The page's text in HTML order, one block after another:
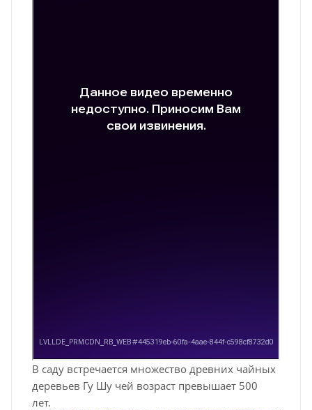
В саду встречается множество древних чайных
деревьев Гу Шу чей возраст превышает 500
лет.